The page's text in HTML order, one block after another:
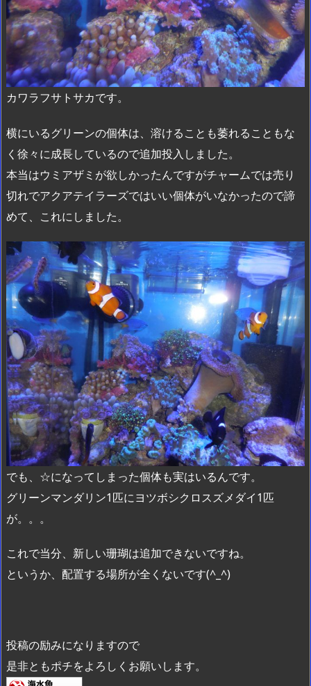
カワラフサトサカです。
横にいるグリーンの個体は、溶けることも萎れることもな
く徐々に成長しているので追加投入しました。
本当はウミアザミが欲しかったんですがチャームでは売り
切れでアクアテイラーズではいい個体がいなかったので諦
めて、これにしました。
でも、☆になってしまった個体も実はいるんです。
グリーンマンダリン1匹にヨツボシクロスズメダイ1匹
が。。。
これで当分、新しい珊瑚は追加できないですね。
というか、配置する場所が全くないです(^_^)
投稿の励みになりますので
是非ともポチをよろしくお願いします。